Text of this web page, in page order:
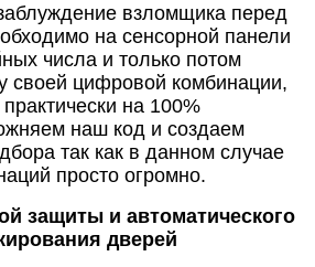
взломщика перед
на сенсорной панели
числа и только потом
своей цифровой комбинации,
на 100%
наш код и создаем
так как в данном случае
просто огромно.
защиты и автоматического
дверей